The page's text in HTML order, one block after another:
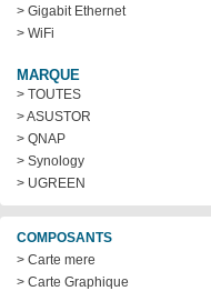
> Gigabit Ethernet
> WiFi
MARQUE
> TOUTES
> ASUSTOR
> QNAP
> Synology
> UGREEN
COMPOSANTS
> Carte mere
> Carte Graphique